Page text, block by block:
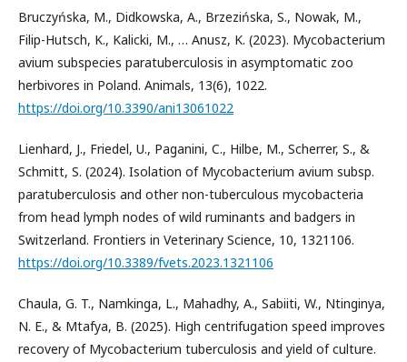
Bruczyńska, M., Didkowska, A., Brzezińska, S., Nowak, M.,
Filip-Hutsch, K., Kalicki, M., … Anusz, K. (2023). Mycobacterium
avium subspecies paratuberculosis in asymptomatic zoo
herbivores in Poland. Animals, 13(6), 1022.
https://doi.org/10.3390/ani13061022
Lienhard, J., Friedel, U., Paganini, C., Hilbe, M., Scherrer, S., &
Schmitt, S. (2024). Isolation of Mycobacterium avium subsp.
paratuberculosis and other non-tuberculous mycobacteria
from head lymph nodes of wild ruminants and badgers in
Switzerland. Frontiers in Veterinary Science, 10, 1321106.
https://doi.org/10.3389/fvets.2023.1321106
Chaula, G. T., Namkinga, L., Mahadhy, A., Sabiiti, W., Ntinginya,
N. E., & Mtafya, B. (2025). High centrifugation speed improves
recovery of Mycobacterium tuberculosis and yield of culture.